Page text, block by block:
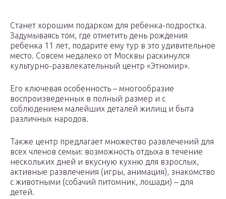
Станет хорошим подарком для ребенка-подростка.
Задумываясь том, где отметить день рождения
ребенка 11 лет, подарите ему тур в это удивительное
место. Совсем недалеко от Москвы раскинулся
культурно-развлекательный центр «Этномир».
Его ключевая особенность – многообразие
воспроизведенных в полный размер и с
соблюдением малейших деталей жилищ и быта
различных народов.
Также центр предлагает множество развлечений для
всех членов семьи: возможность отдыха в течение
нескольких дней и вкусную кухню для взрослых,
активные развлечения (игры, анимация), знакомство
с животными (собачий питомник, лошади) – для
детей.